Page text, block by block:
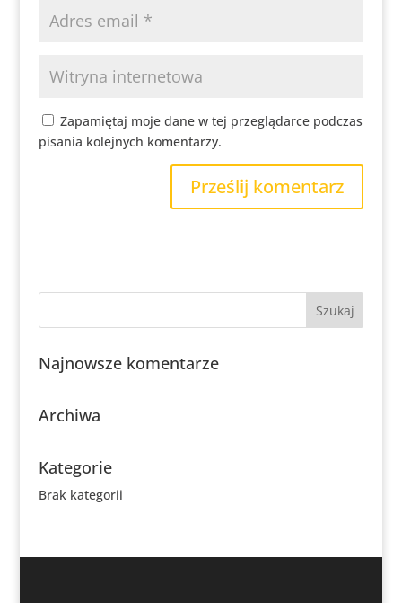
Zapamiętaj moje dane w tej przeglądarce podczas
pisania kolejnych komentarzy.
Najnowsze komentarze
Archiwa
Kategorie
Brak kategorii